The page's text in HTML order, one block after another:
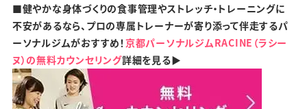
■健やかな身体づくりの食事管理やストレッチ・トレーニングに
不安があるなら、プロの専属トレーナーが寄り添って伴走するパ
ーソナルジムがおすすめ！京都パーソナルジムRACINE（ラシー
ヌ）の無料カウンセリング詳細を見る▶